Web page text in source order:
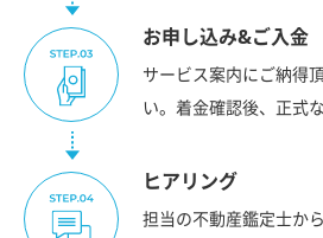
お申し込み&ご入金
サービス案内にご納得
い。着金確認後、正式
ヒアリング
担当の不動産鑑定士か